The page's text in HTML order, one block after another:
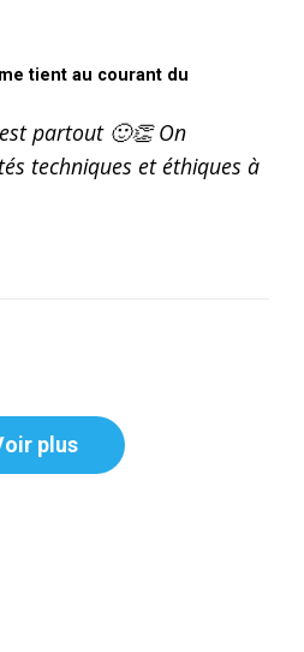
tient au courant du
est partout 🙂👏 On
techniques et éthiques à
plus